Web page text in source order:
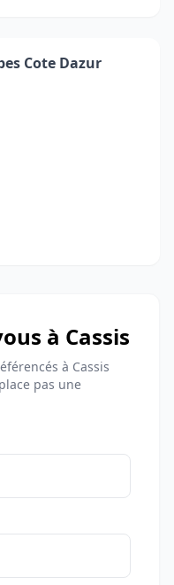
Cote Dazur
à Cassis
à Cassis
pas une